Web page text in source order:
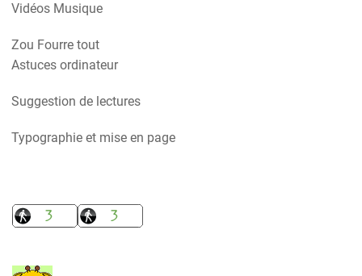
Vidéos Musique
Zou Fourre tout
Astuces ordinateur
Suggestion de lectures
Typographie et mise en page